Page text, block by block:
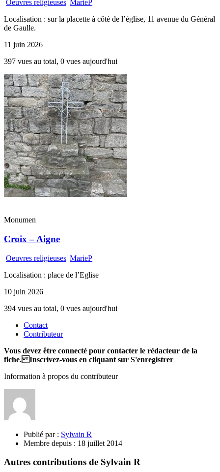
Oeuvres religieuses| MarieP
Localisation : sur la placette à côté de l’église, 11 avenue du Général
de Gaulle.
11 juin 2026
397 vues au total, 0 vues aujourd'hui
Monumen
Croix – Aigne
Oeuvres religieuses| MarieP
Localisation : place de l’Eglise
10 juin 2026
394 vues au total, 0 vues aujourd'hui
Contact
Contributeur
Vous devez être connecté pour contacter le rédacteur de la
fiche. Inscrivez-vous en cliquant sur S'enregistrer
Information à propos du contributeur
Publié par : Sylvain R
Membre depuis : 18 juillet 2014
Autres contributions de Sylvain R